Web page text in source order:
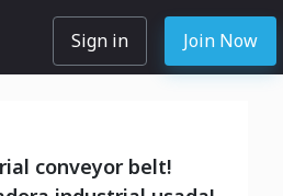
Sign in Join Now
conveyor belt!